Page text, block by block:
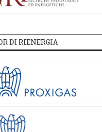
DI RIENERGIA